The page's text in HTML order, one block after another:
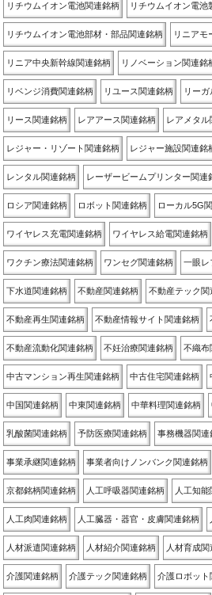
リチウムイオン電池関連銘柄 リチウムイオン電池
リチウムイオン電池部材・部品関連銘柄 リニアモ
リニア中央新幹線関連銘柄 リノベーション関連銘
リベンジ消費関連銘柄 リユース関連銘柄 リー
リース関連銘柄 レアアース関連銘柄 レアメタル
レジャー・リゾート関連銘柄 レジャー施設関連銘
レンタル関連銘柄 レーザービームプリンター関連
ロシア関連銘柄 ロボット関連銘柄 ローカル5G
ワイヤレス充電関連銘柄 ワイヤレス給電関連銘柄
ワクチン療法関連銘柄 ワンセグ関連銘柄 一眼レ
下水道関連銘柄 不動産関連銘柄 不動産テック関
不動産再生関連銘柄 不動産情報サイト関連銘柄
不動産流動化関連銘柄 不妊治療関連銘柄 不織布
中古マンション再生関連銘柄 中古住宅関連銘柄
中国関連銘柄 中東関連銘柄 中華料理関連銘柄
乳酸菌関連銘柄 予防医療関連銘柄 事務機器関連
事業承継関連銘柄 事業者向けノンバンク関連銘柄
京都銘柄関連銘柄 人工呼吸器関連銘柄 人工知
人工肉関連銘柄 人工臓器・器官・皮膚関連銘柄
人材派遣関連銘柄 人材紹介関連銘柄 人材育成
介護関連銘柄 介護テック関連銘柄 介護ロボット